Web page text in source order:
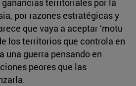
por razones estratégicas y
que vaya a aceptar ‘motu
los territorios que controla en
una guerra pensando en
peores que las